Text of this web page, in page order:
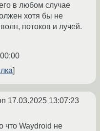
в любом случае
хотя бы не
потоков и лучей.
17.03.2025 13:07:23
что Waydroid не